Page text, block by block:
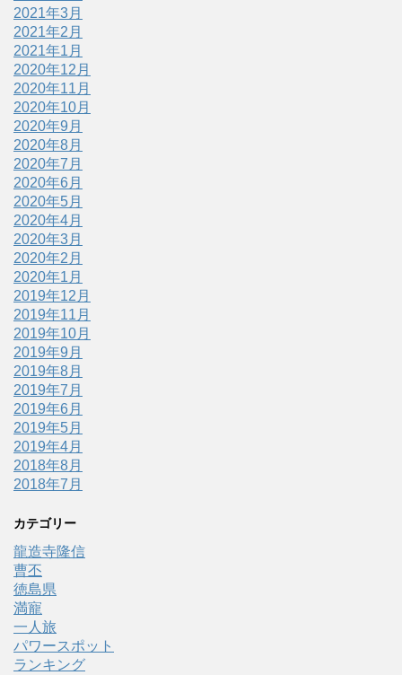
2021年3月
2021年2月
2021年1月
2020年12月
2020年11月
2020年10月
2020年9月
2020年8月
2020年7月
2020年6月
2020年5月
2020年4月
2020年3月
2020年2月
2020年1月
2019年12月
2019年11月
2019年10月
2019年9月
2019年8月
2019年7月
2019年6月
2019年5月
2019年4月
2018年8月
2018年7月
カテゴリー
龍造寺隆信
曹丕
徳島県
満寵
一人旅
パワースポット
ランキング